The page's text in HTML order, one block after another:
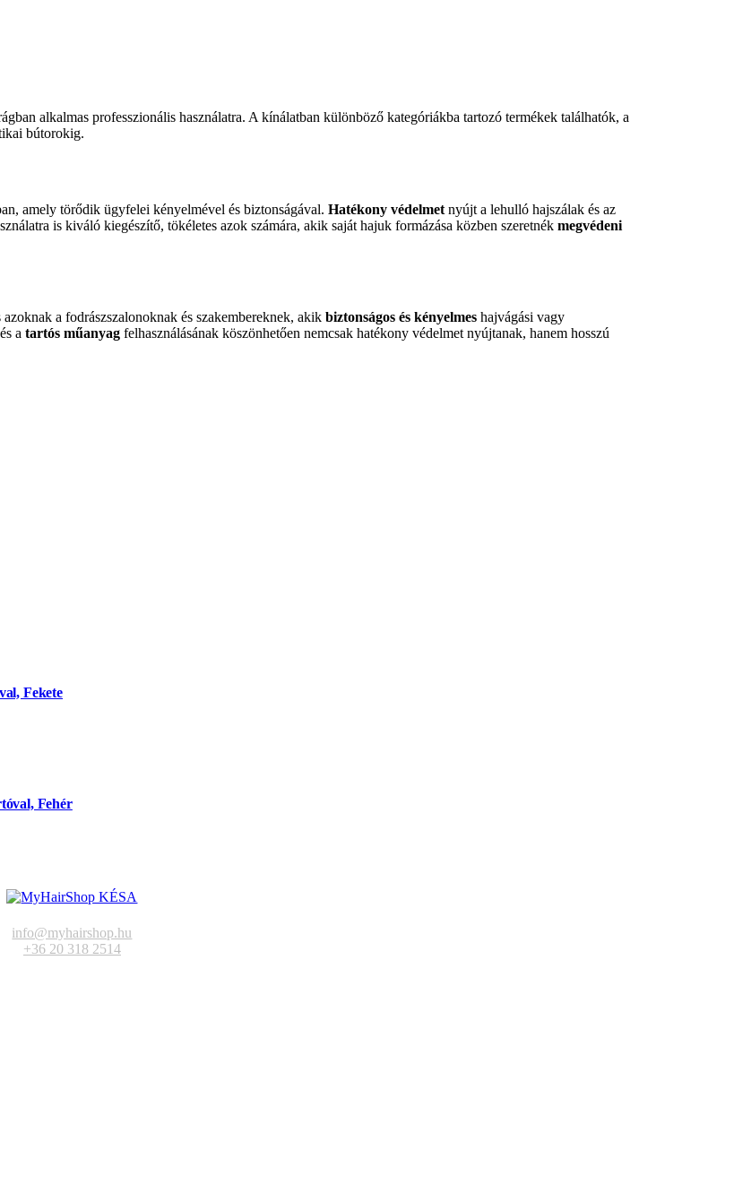
alkalmas professzionális használatra. A kínálatban különböző kategóriákba tartozó termékek találhatók, a
bútorokig.
amely törődik ügyfelei kényelmével és biztonságával.Hatékony védelmet nyújt a lehulló hajszálak és az
is kiváló kiegészítő, tökéletes azok számára, akik saját hajuk formázása közben szeretnékmegvédeni
azoknak a fodrászszalonoknak és szakembereknek, akikbiztonságos és kényelmes hajvágási vagy
atartós műanyag felhasználásának köszönhetően nemcsak hatékony védelmet nyújtanak, hanem hosszú
Fekete
Fehér
info@myhairshop.hu
+36 20 318 2514